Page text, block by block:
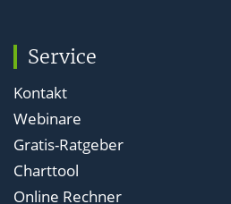
Service
Kontakt
Webinare
Gratis-Ratgeber
Charttool
Online Rechner